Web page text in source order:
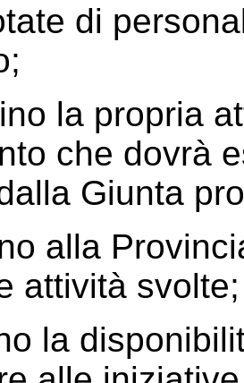
di
la propria
che dovrà
Giunta
alla
attività svolte;
la